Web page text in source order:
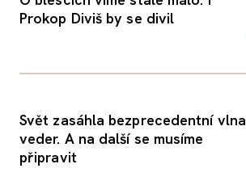
Prokop Diviš by se divil
Svět zasáhla bezprecedentní vlna
veder. A na další se musíme
připravit